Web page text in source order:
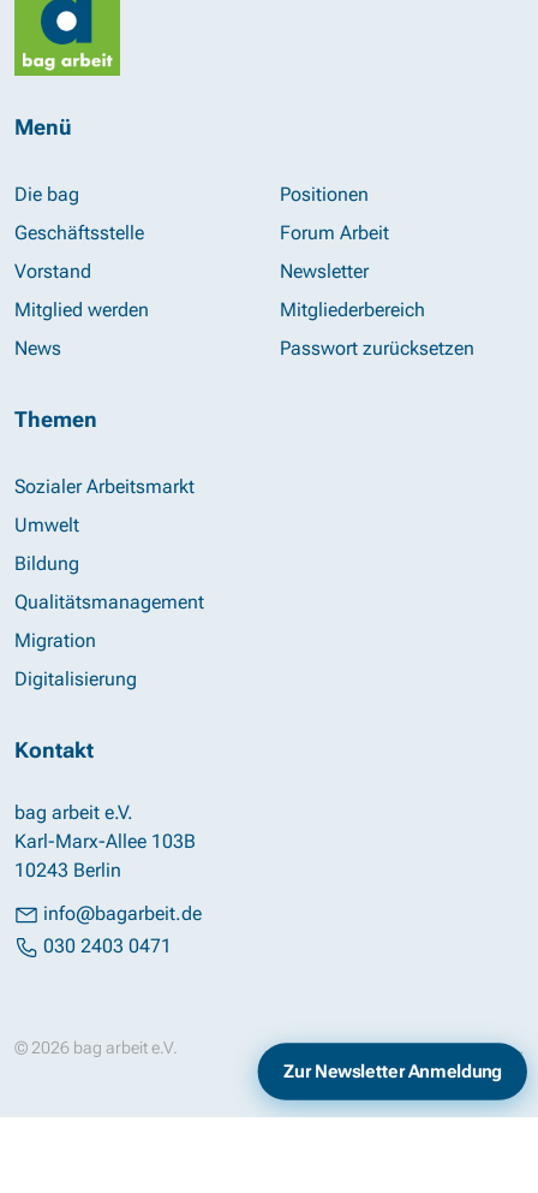
Menü
Die bag
Geschäftsstelle
Vorstand
Mitglied werden
News
Positionen
Forum Arbeit
Newsletter
Mitgliederbereich
Passwort zurücksetzen
Themen
Sozialer Arbeitsmarkt
Umwelt
Bildung
Qualitätsmanagement
Migration
Digitalisierung
Kontakt
bag arbeit e.V.
Karl-Marx-Allee 103B
10243 Berlin
info@bagarbeit.de
030 2403 0471
© 2026 bag arbeit e.V. Datenschutz
Zur Newsletter Anmeldung